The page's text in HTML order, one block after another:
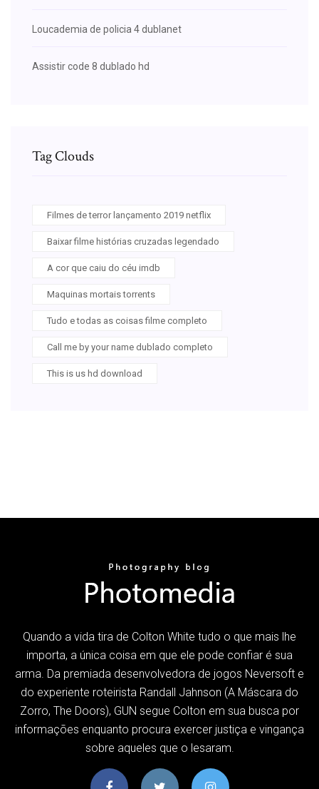
Loucademia de policia 4 dublanet
Assistir code 8 dublado hd
Tag Clouds
Filmes de terror lançamento 2019 netflix
Baixar filme histórias cruzadas legendado
A cor que caiu do céu imdb
Maquinas mortais torrents
Tudo e todas as coisas filme completo
Call me by your name dublado completo
This is us hd download
Quando a vida tira de Colton White tudo o que mais lhe
importa, a única coisa em que ele pode confiar é sua
arma. Da premiada desenvolvedora de jogos Neversoft e
do experiente roteirista Randall Jahnson (A Máscara do
Zorro, The Doors), GUN segue Colton em sua busca por
informações enquanto procura exercer justiça e vingança
sobre aqueles que o lesaram.